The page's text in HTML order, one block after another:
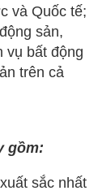
và Quốc tế;
sản,
vụ bất động
trên cả
gồm:
sắc nhất